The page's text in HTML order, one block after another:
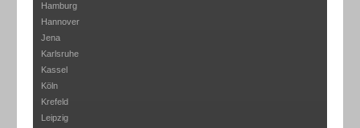
Hamburg
Hannover
Jena
Karlsruhe
Kassel
Köln
Krefeld
Leipzig